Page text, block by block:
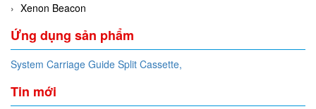
Xenon Beacon
Ứng dụng sản phẩm
System Carriage Guide Split Cassette,
Tin mới